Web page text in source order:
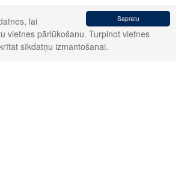
Sapratu
lai
vietnes pārlūkošanu. Turpinot vietnes
sīkdatņu izmantošanai.